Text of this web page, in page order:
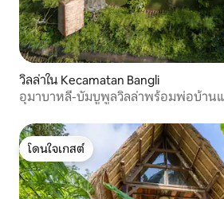
วิลล่าใน Kecamatan Bangli
อุมาบาหลี-บัมบูพูลวิลล่าพร้อมพ่อบ้าน
โดนใจเกสต์
โดนใจเกสต์